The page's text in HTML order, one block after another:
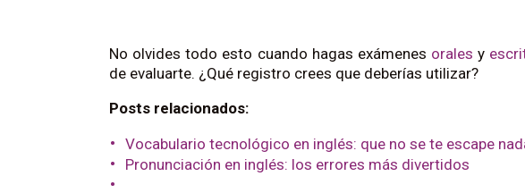
No olvides todo esto cuando hagas exámenes orales y
de evaluarte. ¿Qué registro crees que deberías utilizar?
Posts relacionados:
Vocabulario tecnológico en inglés: que no se te escape
Pronunciación en inglés: los errores más divertidos